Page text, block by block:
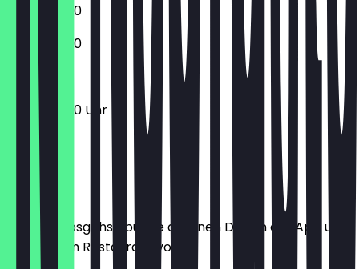
12:00 - 23:30
12:00 - 22:30
12:00 - 22:30 Uhr
Bevor du losgehst, buche dir einen Deal in der App und
zeige ihn im Restaurant vor.